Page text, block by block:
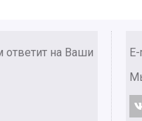
ответит на Ваши